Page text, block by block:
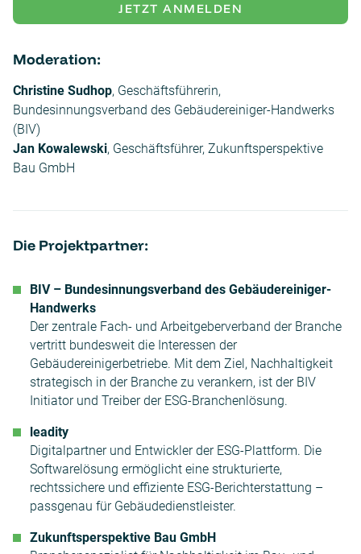
JETZT ANMELDEN
Moderation:
Christine Sudhop, Geschäftsführerin,
Bundesinnungsverband des Gebäudereiniger-Handwerks
(BIV)
Jan Kowalewski, Geschäftsführer, Zukunftsperspektive
Bau GmbH
Die Projektpartner:
BIV – Bundesinnungsverband des Gebäudereiniger-
Handwerks
Der zentrale Fach- und Arbeitgeberverband der Branche
vertritt bundesweit die Interessen der
Gebäudereinigerbetriebe. Mit dem Ziel, Nachhaltigkeit
strategisch in der Branche zu verankern, ist der BIV
Initiator und Treiber der ESG-Branchenlösung.
leadity
Digitalpartner und Entwickler der ESG-Plattform. Die
Softwarelösung ermöglicht eine strukturierte,
rechtssichere und effiziente ESG-Berichterstattung –
passgenau für Gebäudedienstleister.
Zukunftsperspektive Bau GmbH